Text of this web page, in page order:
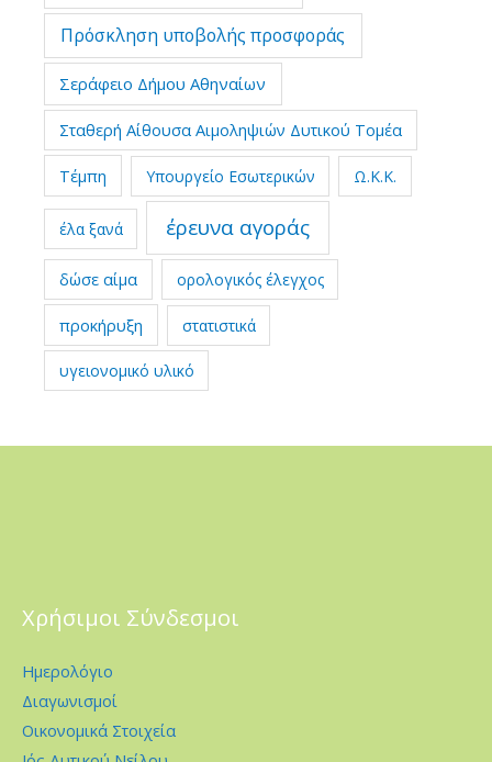
Πρόσκληση υποβολής προσφοράς
Σεράφειο Δήμου Αθηναίων
Σταθερή Αίθουσα Αιμοληψιών Δυτικού Τομέα
Τέμπη Υπουργείο Εσωτερικών Ω.Κ.Κ.
έλα ξανά έρευνα αγοράς
δώσε αίμα ορολογικός έλεγχος
προκήρυξη στατιστικά
υγειονομικό υλικό
Χρήσιμοι Σύνδεσμοι
Ημερολόγιο
Διαγωνισμοί
Οικονομικά Στοιχεία